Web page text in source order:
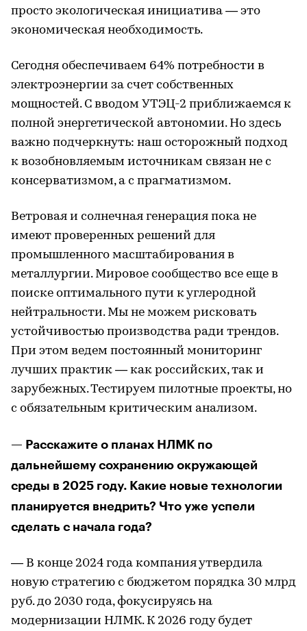
просто экологическая инициатива — это
экономическая необходимость.
Сегодня обеспечиваем 64% потребности в
электроэнергии за счет собственных
мощностей. С вводом УТЭЦ-2 приближаемся к
полной энергетической автономии. Но здесь
важно подчеркнуть: наш осторожный подход
к возобновляемым источникам связан не с
консерватизмом, а с прагматизмом.
Ветровая и солнечная генерация пока не
имеют проверенных решений для
промышленного масштабирования в
металлургии. Мировое сообщество все еще в
поиске оптимального пути к углеродной
нейтральности. Мы не можем рисковать
устойчивостью производства ради трендов.
При этом ведем постоянный мониторинг
лучших практик — как российских, так и
зарубежных. Тестируем пилотные проекты, но
с обязательным критическим анализом.
— Расскажите о планах НЛМК по
дальнейшему сохранению окружающей
среды в 2025 году. Какие новые технологии
планируется внедрить? Что уже успели
сделать с начала года?
― В конце 2024 года компания утвердила
новую стратегию с бюджетом порядка 30 млрд
руб. до 2030 года, фокусируясь на
модернизации НЛМК. К 2026 году будет